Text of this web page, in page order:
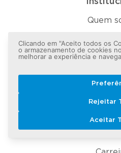
Quem
Onde
Clicando em "Aceito todos os
o armazenamento de cookies
melhorar a experiência e
Rejeitar
Aceitar